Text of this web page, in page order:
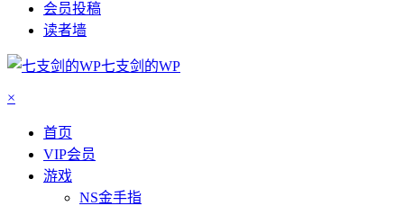
会员投稿
读者墙
七支剑的WP
×
首页
VIP会员
游戏
NS金手指